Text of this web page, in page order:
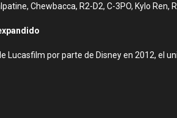
Chewbacca, R2-D2, C-3PO, Kylo
Lucasfilm por parte de Disney en 2012, el